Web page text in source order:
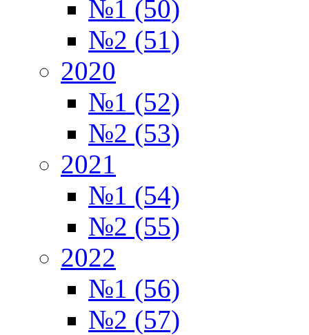
№1 (50)
№2 (51)
2020
№1 (52)
№2 (53)
2021
№1 (54)
№2 (55)
2022
№1 (56)
№2 (57)